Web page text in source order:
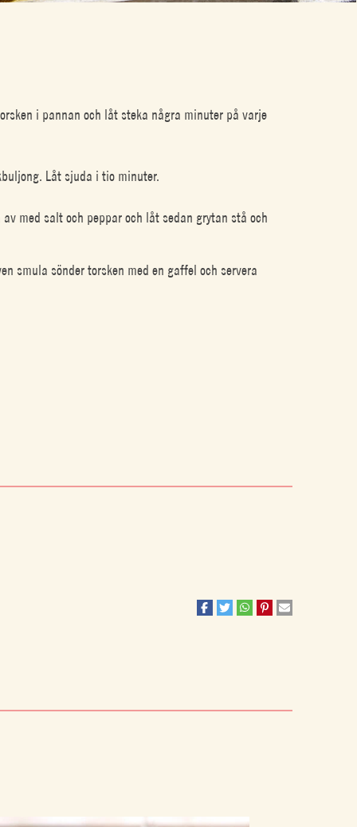
i pannan och låt steka några minuter på varje
Låt sjuda i tio minuter.
med salt och peppar och låt sedan grytan stå och
smula sönder torsken med en gaffel och servera